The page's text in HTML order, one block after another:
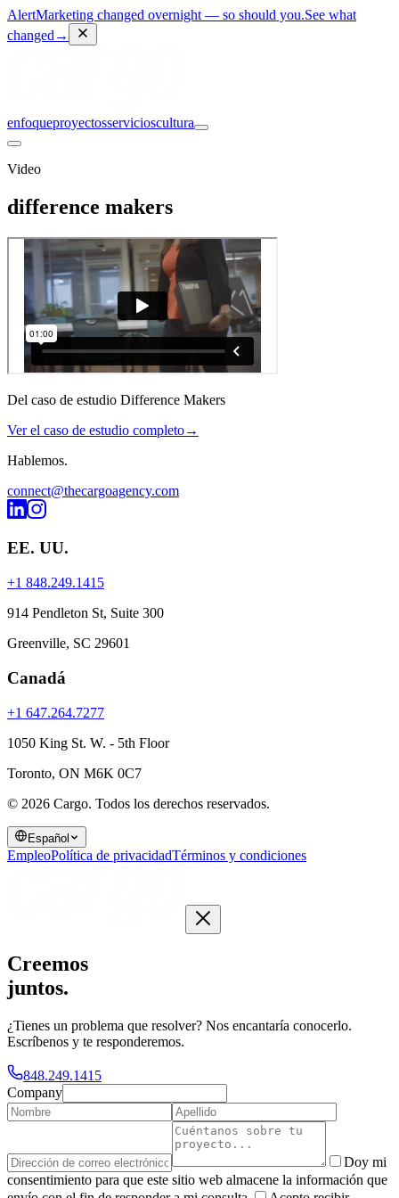
AlertMarketing changed overnight — so should you.See what
changed →
enfoqueproyectosservicioscultura
Video
difference makers
Del caso de estudio Difference Makers
Ver el caso de estudio completo→
Hablemos.
connect@thecargoagency.com
EE. UU.
+1 848.249.1415
914 Pendleton St, Suite 300
Greenville, SC 29601
Canadá
+1 647.264.7277
1050 King St. W. - 5th Floor
Toronto, ON M6K 0C7
© 2026 Cargo. Todos los derechos reservados.
Español
EmpleoPolítica de privacidadTérminos y condiciones
Creemos
juntos.
¿Tienes un problema que resolver? Nos encantaría conocerlo.
Escríbenos y te responderemos.
848.249.1415
Company
Doy mi
consentimiento para que este sitio web almacene la información que